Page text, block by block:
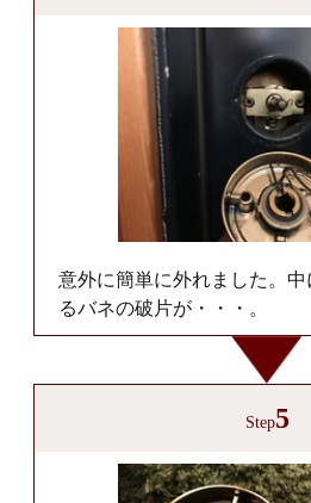
意外に簡単に外れました。
るバネの破片が・・・。
Step5